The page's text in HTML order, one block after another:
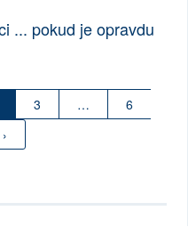
... pokud je opravdu
3 …
6